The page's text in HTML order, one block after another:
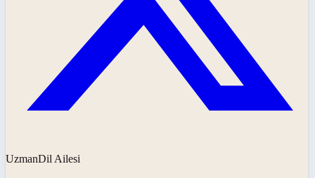
UzmanDil Ailesi